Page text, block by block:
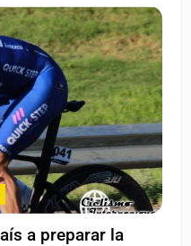
a preparar la